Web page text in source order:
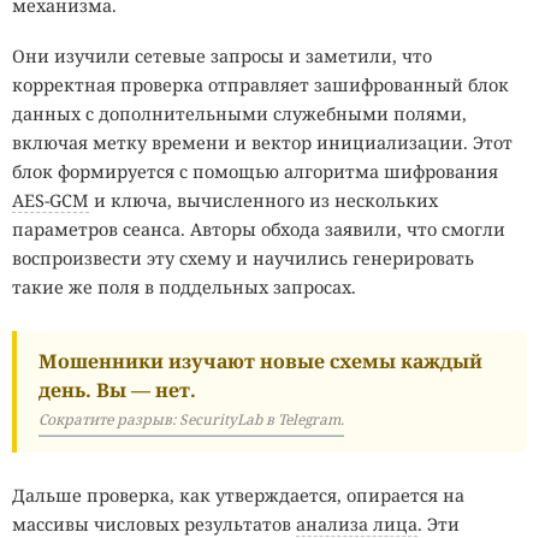
механизма.
Они изучили сетевые запросы и заметили, что
корректная проверка отправляет зашифрованный блок
данных с дополнительными служебными полями,
включая метку времени и вектор инициализации. Этот
блок формируется с помощью алгоритма шифрования
AES-GCM и ключа, вычисленного из нескольких
параметров сеанса. Авторы обхода заявили, что смогли
воспроизвести эту схему и научились генерировать
такие же поля в поддельных запросах.
Мошенники изучают новые схемы каждый
день. Вы — нет.
Сократите разрыв: SecurityLab в Telegram.
Дальше проверка, как утверждается, опирается на
массивы числовых результатов анализа лица. Эти